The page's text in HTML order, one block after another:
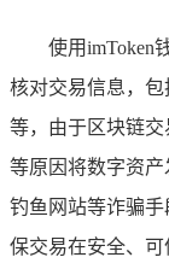
使用imToken
核对交易信息，
等，由于区块链
等原因将数字资
钓鱼网站等诈骗
保交易在安全、可